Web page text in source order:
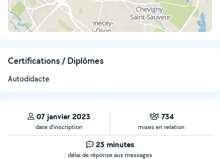
Certifications / Diplômes
Autodidacte
07 janvier 2023
date d’inscription
734
mises en relation
25 minutes
délai de réponse aux messages